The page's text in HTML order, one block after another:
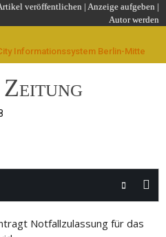
veröffentlichen | Anzeige aufgeben |
Autor werden
Notfallzulassung für das